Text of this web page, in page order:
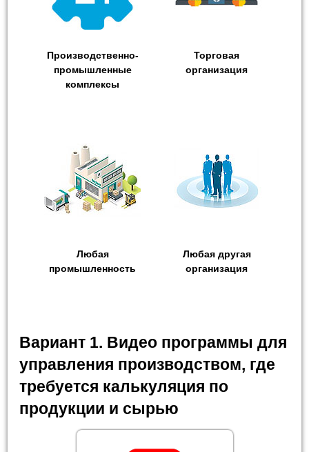
Производственно-
промышленные
комплексы
Торговая
организация
Любая
промышленность
Любая другая
организация
Вариант 1. Видео программы для
управления производством, где
требуется калькуляция по
продукции и сырью